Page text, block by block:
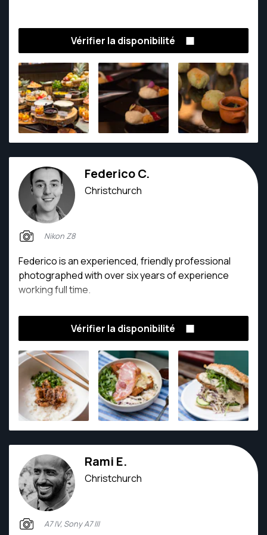
Vérifier la disponibilité
Federico C.
Christchurch
Nikon Z8
Federico is an experienced, friendly professional
photographed with over six years of experience
working full time.
Vérifier la disponibilité
Rami E.
Christchurch
A7 IV, Sony A7 III